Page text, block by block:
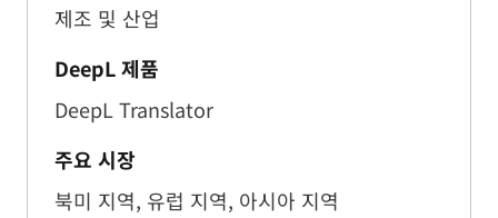
제조 및 산업
DeepL 제품
DeepL Translator
주요 시장
북미 지역, 유럽 지역, 아시아 지역